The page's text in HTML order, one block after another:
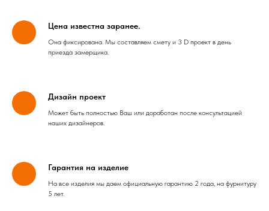
Цена известна заранее.
Она фиксирована. Мы составляем смету и 3 D проект в день
приезда замерщика.
Дизайн проект
Может быть полностью Ваш или доработан после консультацией
наших дизайнеров.
Гарантия на изделие
На все изделия мы даем официальную гарантию 2 года, на фурнитуру
5 лет.